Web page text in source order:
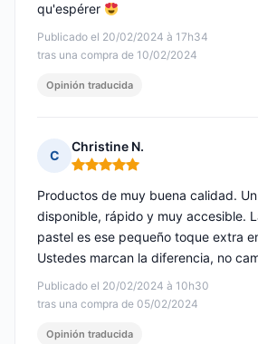
Publicado el 20/02/2024 à 17h34
tras una compra de 10/02/2024
qu'espérer
Opinión traducida
C
Christine N.
Nota: 5 de 5
Publicado el 20/02/2024 à 10h30
tras una compra de 05/02/2024
Productos de muy buena calidad.
disponible, rápido y muy accesible.
pastel es ese pequeño toque extra
Ustedes marcan la diferencia, no
Opinión traducida